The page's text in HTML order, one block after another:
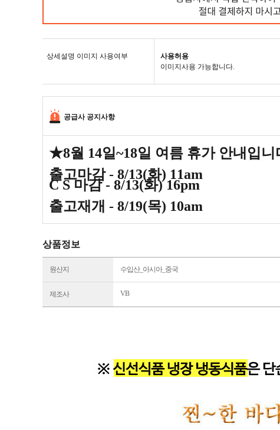
상세설명 이미지 사용여부
사용허용
이미지사용 가능합니다.
공급사 공지사항
★8월 14일~18일 여름 휴가 안내입
출고마감 - 8/13(화) 11am
C S 마감 - 8/13(화) 16pm
출고재개 - 8/19(목) 10am
상품정보
원산지 수입산_아시아_중국
제조사 VB